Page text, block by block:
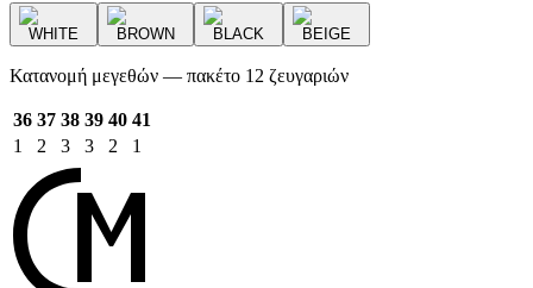
WHITE BROWN BLACK BEIGE
Κατανομή μεγεθών — πακέτο 12 ζευγαριών
36 37 38 39 40 41
1
2 3 3 2 1